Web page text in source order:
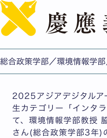
総合政策学部／環境情報学
脇田研究室・藤井研究室
総合政策学部/環境情報学
2025アジアデジタルア
生カテゴリー「インタ
て、環境情報学部教授
さん(総合政策学部3年)